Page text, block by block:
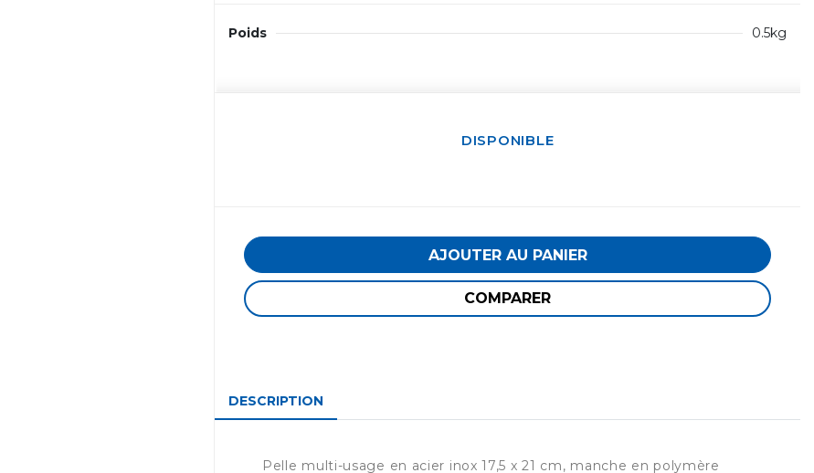
Poids 0.5kg
DISPONIBLE
AJOUTER AU PANIER
COMPARER
DESCRIPTION
Pelle multi-usage en acier inox 17,5 x 21 cm, manche en polymère